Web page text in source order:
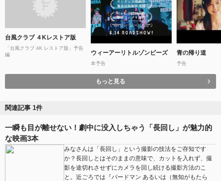
台風クラブ ４Kレストア版
「台風クラブ 4K レストア版」予告
編
ウィーアーリトルゾンビーズ
本予告
青の帰り道
予告
もっと見る
関連記事 1件
一瞬も目が離せない！劇中に没入しちゃう「長回し」が魅力的
な映画3本
みなさんは「長回し」という撮影の技法をご存知です
か？長回しとはそのままの意味で、カットを入れず、撮
影を途切れさせずにカメラを回し続ける撮影方法のこ
と。近ごろでは『バードマン あるいは（無知がもたら